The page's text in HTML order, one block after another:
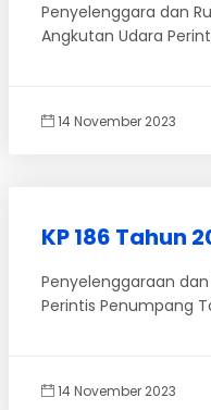
Penyelenggara dan
Angkutan Udara
14 November 2023
KP 186 Tahun
Penyelenggaraan
Perintis Penumpang
14 November 2023